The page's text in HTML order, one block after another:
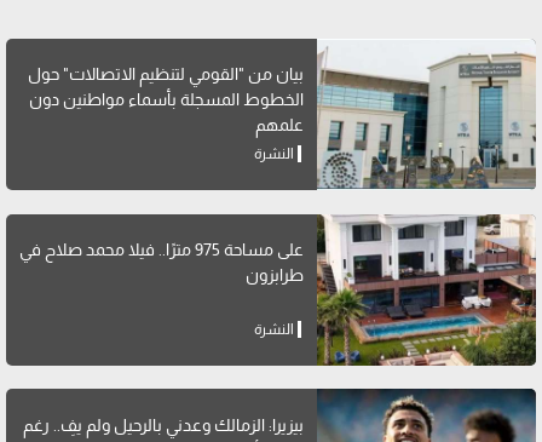
بيان من "القومي لتنظيم الاتصالات" حول
الخطوط المسجلة بأسماء مواطنين دون
علمهم
النشرة
على مساحة 975 مترًا.. فيلا محمد صلاح في
طرابزون
النشرة
بيزيرا: الزمالك وعدني بالرحيل ولم يفِ.. رغم